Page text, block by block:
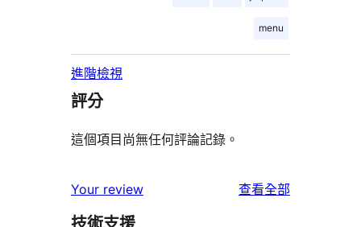
menu
進階檢視
評分
這個項目尚無任何評論記錄。
Your review 查看全部